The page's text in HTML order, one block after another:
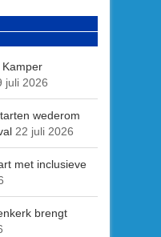
juli 2026
wederom
22 juli 2026
met inclusieve
brengt